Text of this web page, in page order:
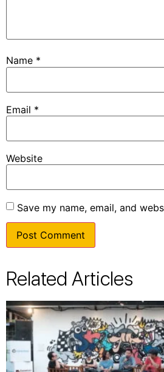
Name *
Email *
Website
Save my name, email, and
Related Articles